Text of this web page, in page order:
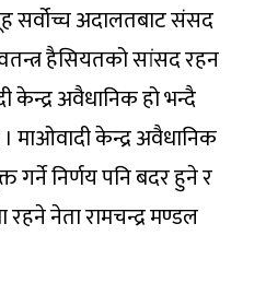
सर्वोच्च अदालतबाट संसद
हैसियतको सांसद रहन
अवैधानिक हो भन्दै
माओवादी केन्द्र अवैधानिक
निर्णय पनि बदर हुने र
नेता रामचन्द्र मण्डल